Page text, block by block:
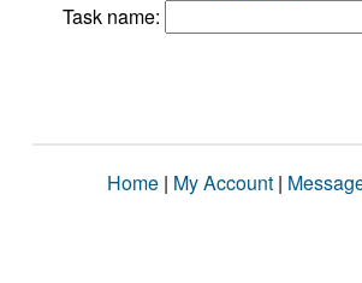
Task name:
Home | My Account |